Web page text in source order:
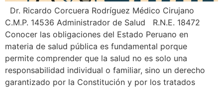
Dr. Ricardo Corcuera Rodríguez Médico Cirujano
C.M.P. 14536 Administrador de Salud R.N.E. 18472
Conocer las obligaciones del Estado Peruano en
materia de salud pública es fundamental porque
permite comprender que la salud no es solo una
responsabilidad individual o familiar, sino un derecho
garantizado por la Constitución y por los tratados